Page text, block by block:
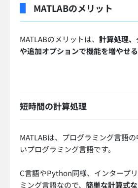
MATLABのメリット
MATLABのメリットは、 計算処理
や追加オプションで機能を増やせる
短時間の計算処理
MATLABは、プログラミング言語
いプログラミング言語です。
C言語やPython同様、インタープ
ミング言語なので、 簡単な計算式